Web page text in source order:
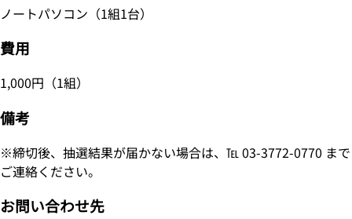
ノートパソコン（1組1台）
費用
1,000円（1組）
備考
※締切後、抽選結果が届かない場合は、℡ 03-3772-0770 まで
ご連絡ください。
お問い合わせ先